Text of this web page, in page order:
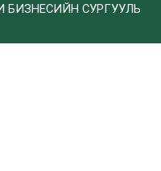
БИЗНЕСИЙН СУРГУУЛЬ